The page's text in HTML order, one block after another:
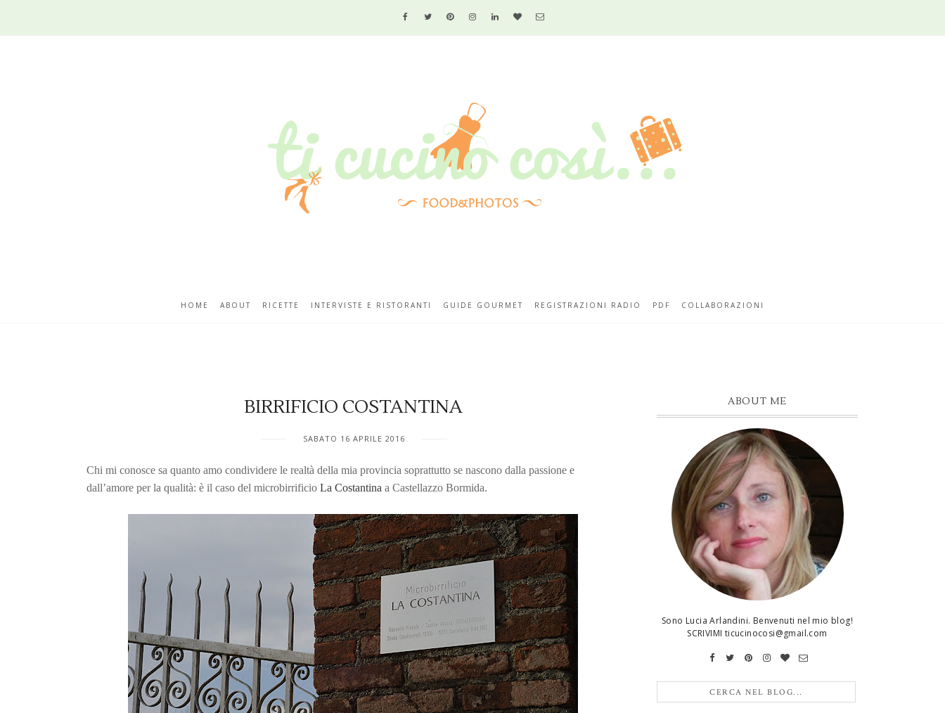
HOME ABOUT RICETTE INTERVISTE E RISTORANTI GUIDE GOURMET REGISTRAZIONI RADIO PDF COLLABORAZIONI
BIRRIFICIO COSTANTINA
SABATO 16 APRILE 2016
Chi mi conosce sa quanto amo condividere le realtà della mia provincia soprattutto se nascono dalla passione e
dall’amore per la qualità: è il caso del microbirrificio La Costantina a Castellazzo Bormida.
ABOUT ME
Sono Lucia Arlandini. Benvenuti nel mio blog!
SCRIVIMI ticucinocosi@gmail.com